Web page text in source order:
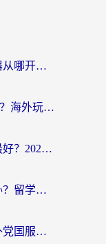
苹果手机航海王热血航线加速器从哪开启？海外玩家国服畅玩全攻略
在国外用什么加速器玩sky光·遇？海外玩家国服畅玩终极指南（附魔兽世界狂暴传奇解决方案）
国外玩国服剑灵用什么加速器最好？2026海外玩家亲测指南（附魔兽世界怀旧服精灵之境加速技巧）
在比利时打不开和平精英怎么办？留学生亲测有效的国服游戏加速方案
在欧洲可以打非人学园吗？海外党国服游戏不卡顿的终极指南